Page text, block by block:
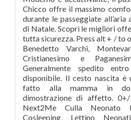
Chicco offre il massimo
durante le passeggiate
di Natale. Scopri le migliori
tutta sicurezza. Press alt + / to
Benedetto Varchi,
Cristianesimo e
Generalmente spedito
disponibile. Il cesto nascita è
fatto alla mamma in
dimostrazione di affetto.
Next2Me Culla Neonato
Cosleeping, Lettino